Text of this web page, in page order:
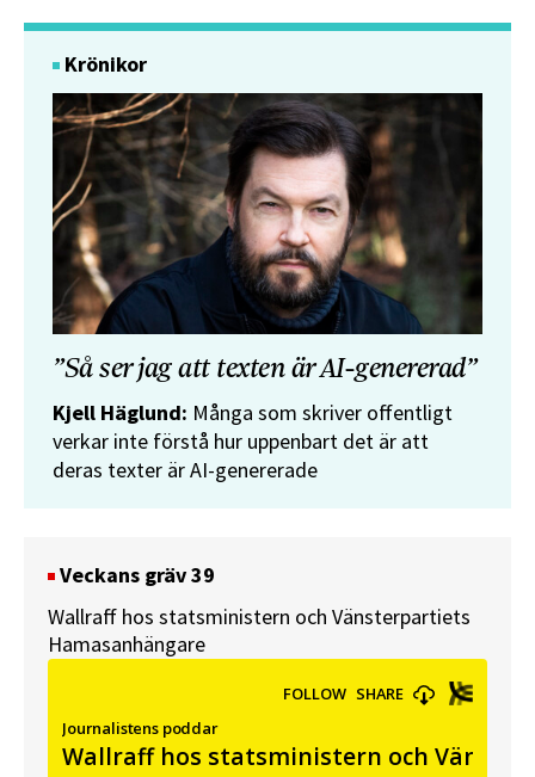
Krönikor
”Så ser jag att texten är AI-genererad”
Kjell Häglund: Många som skriver offentligt
verkar inte förstå hur uppenbart det är att
deras texter är AI-genererade
Veckans gräv 39
Wallraff hos statsministern och Vänsterpartiets
Hamasanhängare